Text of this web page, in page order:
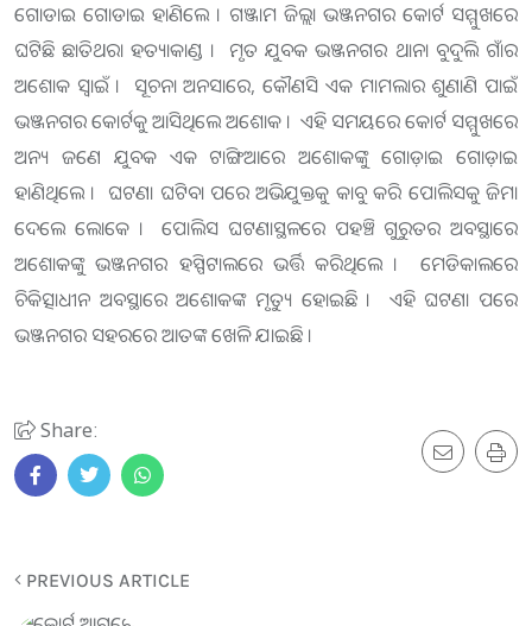
ଗୋଡାଇ ଗୋଡାଇ ହାଣିଲେ । ଗଞ୍ଜାମ ଜିଲ୍ଲା ଭଞ୍ଜନଗର କୋର୍ଟ ସମ୍ମୁଖରେ
ଘଟିଛି ଛାତିଥରା ହତ୍ୟାକାଣ୍ଡ । ମୃତ ଯୁବକ ଭଞ୍ଜନଗର ଥାନା ବୁଦୁଲି ଗାଁର
ଅଶୋକ ସ୍ବାଇଁ । ସୂଚନା ଅନସାରେ, କୌଣସି ଏକ ମାମଲାର ଶୁଣାଣି ପାଇଁ
ଭଞ୍ଜନଗର କୋର୍ଟକୁ ଆସିଥିଲେ ଅଶୋକ । ଏହି ସମୟରେ କୋର୍ଟ ସମ୍ମୁଖରେ
ଅନ୍ୟ ଜଣେ ଯୁବକ ଏକ ଟାଙ୍ଗିଆରେ ଅଶୋକଙ୍କୁ ଗୋଡ଼ାଇ ଗୋଡ଼ାଇ
ହାଣିଥିଲେ । ଘଟଣା ଘଟିବା ପରେ ଅଭିଯୁକ୍ତକୁ କାବୁ କରି ପୋଲିସକୁ ଜିମା
ଦେଲେ ଲୋକେ । ପୋଲିସ ଘଟଣାସ୍ଥଳରେ ପହଞ୍ଚି ଗୁରୁତର ଅବସ୍ଥାରେ
ଅଶୋକଙ୍କୁ ଭଞ୍ଜନଗର ହସ୍ପିଟାଲରେ ଭର୍ତ୍ତି କରିଥିଲେ । ମେଡିକାଲରେ
ଚିକିତ୍ସାଧୀନ ଅବସ୍ଥାରେ ଅଶୋକଙ୍କ ମୃତ୍ୟୁ ହୋଇଛି । ଏହି ଘଟଣା ପରେ
ଭଞ୍ଜନଗର ସହରରେ ଆତଙ୍କ ଖେଳି ଯାଇଛି ।
Share:
PREVIOUS ARTICLE